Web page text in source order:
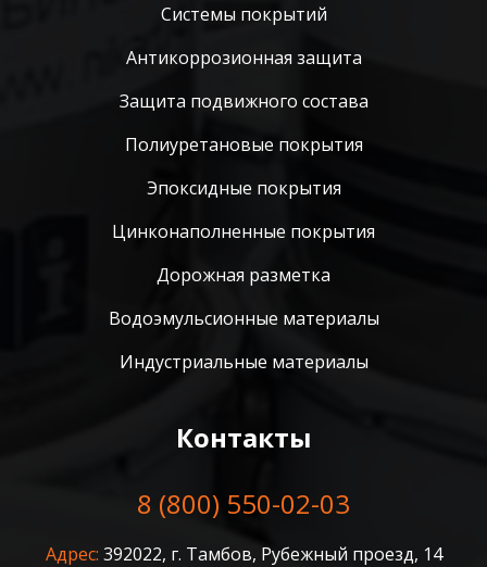
Системы покрытий
Антикоррозионная защита
Защита подвижного состава
Полиуретановые покрытия
Эпоксидные покрытия
Цинконаполненные покрытия
Дорожная разметка
Водоэмульсионные материалы
Индустриальные материалы
Контакты
8 (800) 550-02-03
Адрес: 392022, г. Тамбов, Рубежный проезд, 14